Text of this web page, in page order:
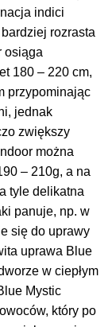
indici
rozrasta
osiąga
180 – 220 cm,
przypominając
jednak
zwiększy
można
– 210g, a na
tyle delikatna
panuje, np. w
się do uprawy
uprawa Blue
w ciepłym
Mystic
który po